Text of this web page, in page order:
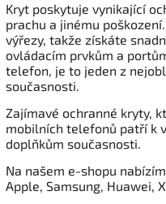
Kryt poskytuje vynikající
prachu a jinému
výřezy, takže získáte
ovládacím prvkům a
telefon, je to jeden z
současnosti.
Zajímavé ochranné kryty,
mobilních telefonů patří k
doplňkům současnosti.
Na našem e-shopu
Apple, Samsung, Huawei,